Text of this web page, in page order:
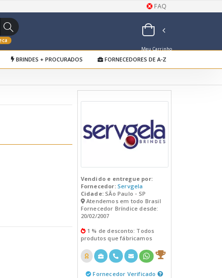
FAQ
Meu Carrinho
de Orçamentos
BRINDES + PROCURADOS FORNECEDORES DE A-Z
Vendido e entregue por:
Fornecedor: Servgela
Cidade:SÃo Paulo - SP
Atendemos em todo Brasil
Fornecedor Bríndice desde:
20/02/2007
1 % de desconto: Todos
produtos que fábricamos
Fornecedor Verificado